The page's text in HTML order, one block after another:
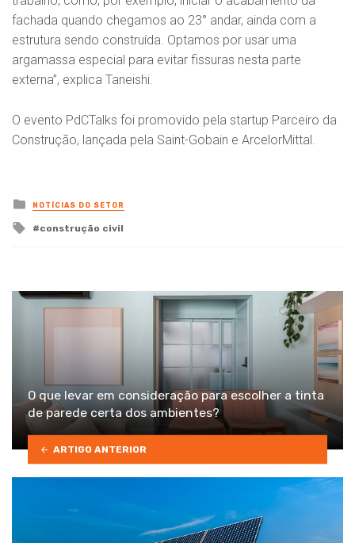
fachada quando chegamos ao 23° andar, ainda com a
estrutura sendo construída. Optamos por usar uma
argamassa especial para evitar fissuras nesta parte
externa”, explica Taneishi.
O evento PdCTalks foi promovido pela startup Parceiro da
Construção, lançada pela Saint-Gobain e ArcelorMittal.
Posted
in
NOTÍCIAS DO SETOR
Tagged
construção civil
O que levar em consideração para escolher a tinta
de parede certa dos ambientes?
ARTIGO ANTERIOR